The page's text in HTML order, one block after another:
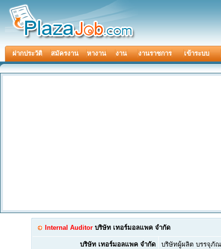
ฝากประวัติ สมัครงาน หางาน งาน งานราชการ เข้าระบบ
Internal Auditor บริษัท เทอร์มอลแพค จำกัด
บริษัท เทอร์มอลแพค จำกัด
บริษัทผู้ผลิต บรรจุภัณ